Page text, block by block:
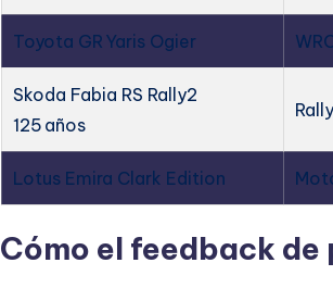
Toyota GR Yaris Ogier
Skoda Fabia RS Rally2
125 años
Lotus Emira Clark Edition
Cómo el feedback